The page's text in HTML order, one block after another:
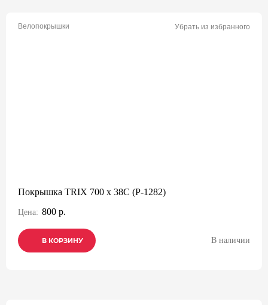
Велопокрышки Убрать из избранного
Покрышка TRIX 700 x 38C (P-1282)
Цена: 800 р.
В КОРЗИНУ
В КОРЗИНУ
В КОРЗИНУ В наличии